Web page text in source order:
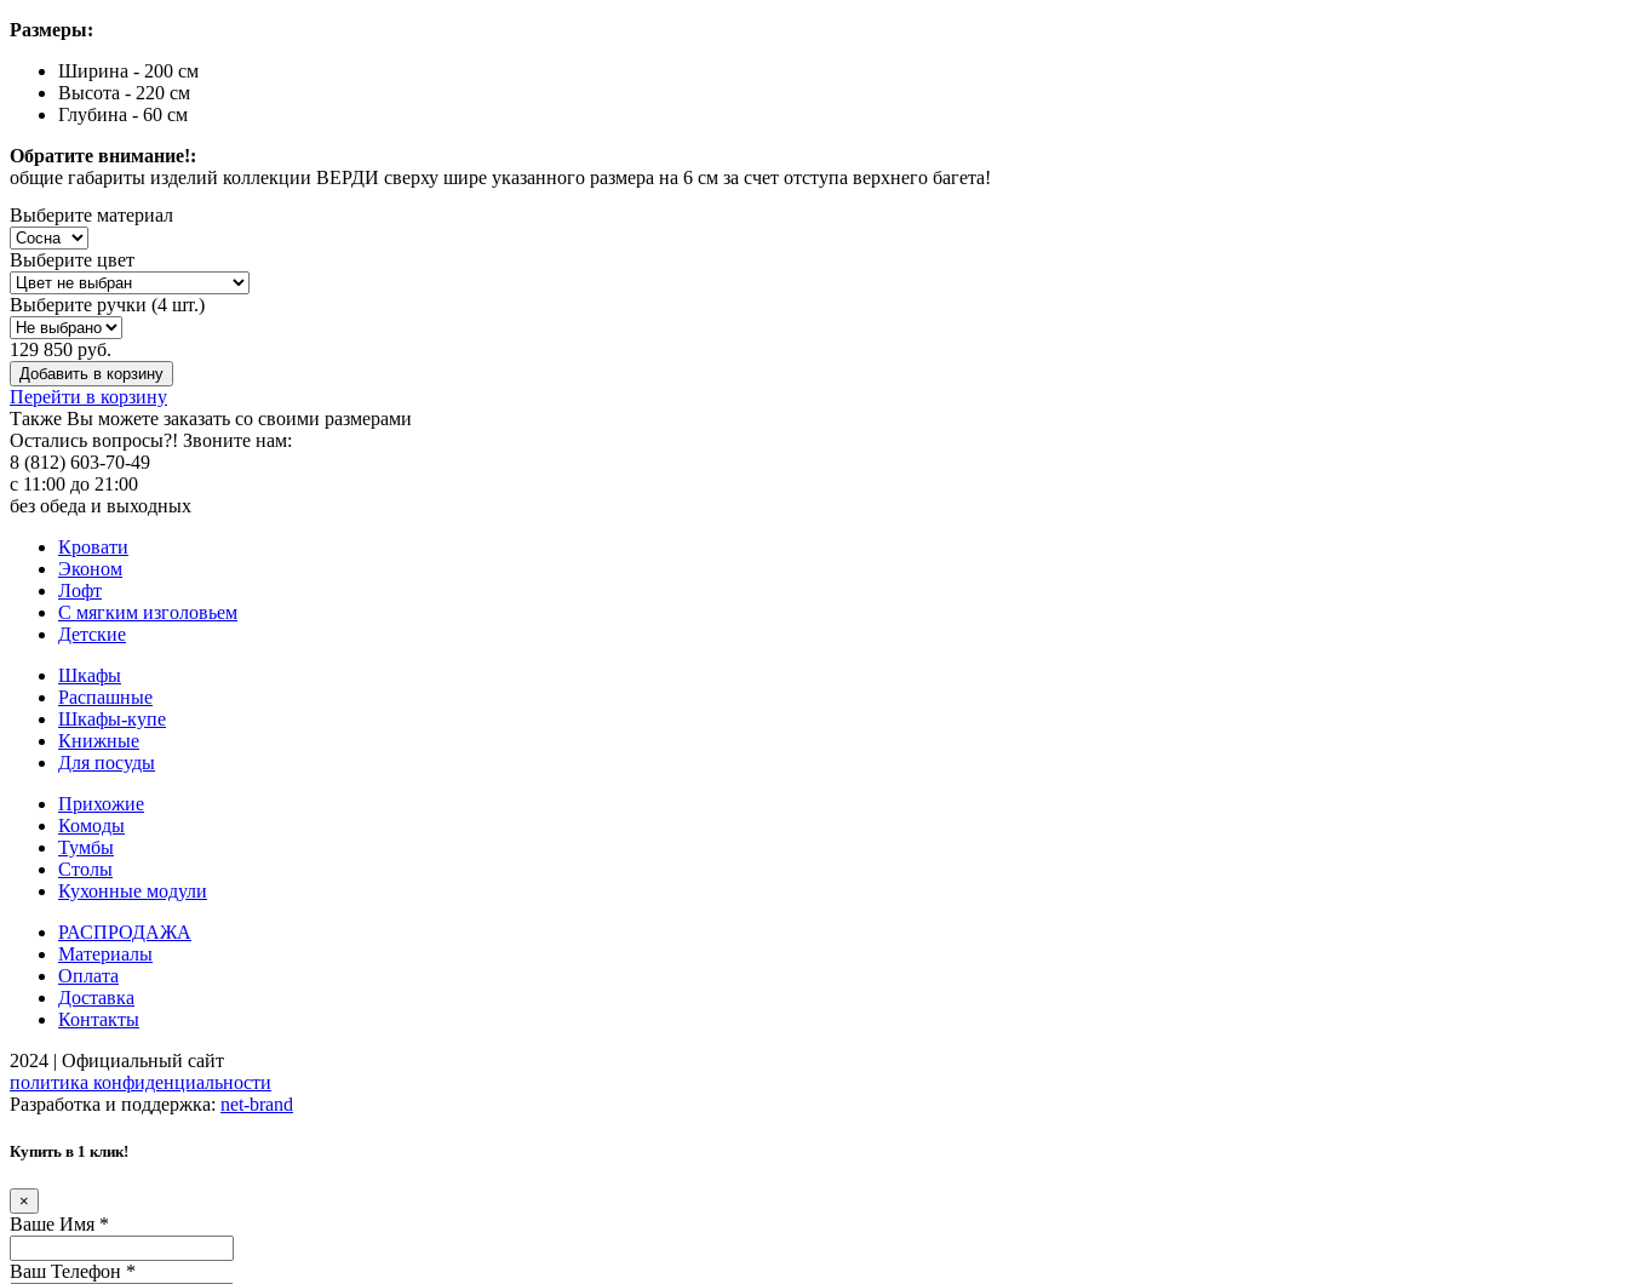
Размеры:
Ширина - 200 см
Высота - 220 см
Глубина - 60 см
Обратите внимание!:
общие габариты изделий коллекции ВЕРДИ сверху шире указанного размера на 6 см за счет отступа верхнего багета!
Выберите материал
Выберите цвет
Выберите ручки (4 шт.)
129 850 руб.
Добавить в корзину
Перейти в корзину
Также Вы можете заказать со своими размерами
Остались вопросы?! Звоните нам:
8 (812) 603-70-49
с 11:00 до 21:00
без обеда и выходных
Кровати
Эконом
Лофт
С мягким изголовьем
Детские
Шкафы
Распашные
Шкафы-купе
Книжные
Для посуды
Прихожие
Комоды
Тумбы
Столы
Кухонные модули
РАСПРОДАЖА
Материалы
Оплата
Доставка
Контакты
2024 | Официальный сайт
политика конфиденциальности
Разработка и поддержка: net-brand
Купить в 1 клик!
×
Ваше Имя *
Ваш Телефон *